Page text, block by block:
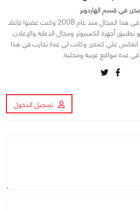
في قسم الهاردوير
الهاردوير عشقي فلقد دخلت في هذا المجال منذ عام 2008 وكنت عضوا فاعلا
أجهزة الكمبيوتر ومجال الدعاية والإعلان.
انعكس علي كمحرر وكانت لي عدة تجارب في هذا
في عدة مواقع عربية ومحلية.
تسجيل الدخول